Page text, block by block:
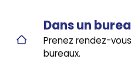
Dans un
Prenez rendez-
bureaux.